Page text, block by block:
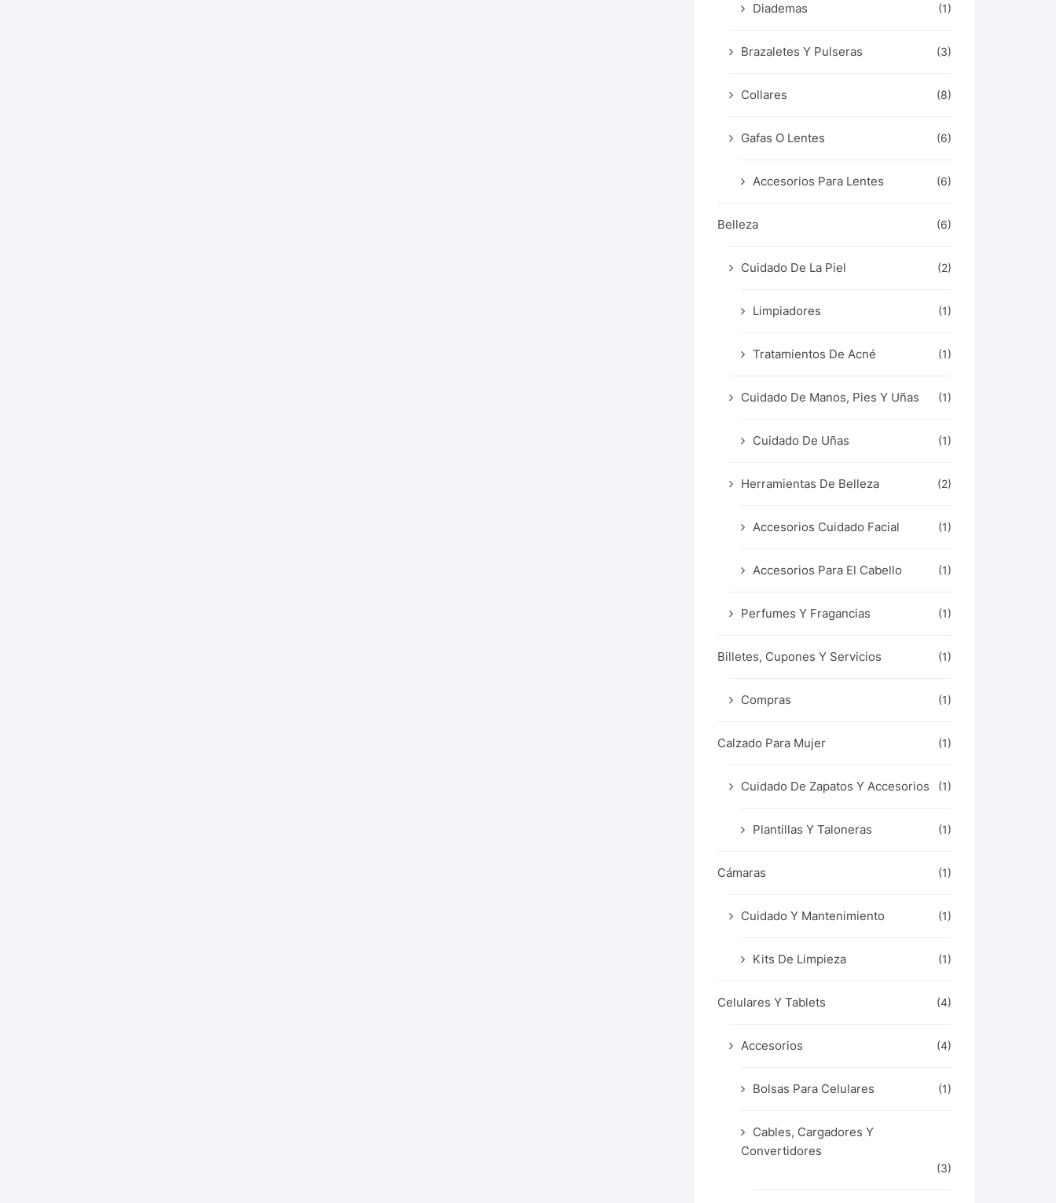
Diademas (1)
Brazaletes Y Pulseras (3)
Collares (8)
Gafas O Lentes (6)
Accesorios Para Lentes (6)
Belleza (6)
Cuidado De La Piel (2)
Limpiadores (1)
Tratamientos De Acné (1)
Cuidado De Manos, Pies Y Uñas (1)
Cuidado De Uñas (1)
Herramientas De Belleza (2)
Accesorios Cuidado Facial (1)
Accesorios Para El Cabello (1)
Perfumes Y Fragancias (1)
Billetes, Cupones Y Servicios (1)
Compras (1)
Calzado Para Mujer (1)
Cuidado De Zapatos Y Accesorios (1)
Plantillas Y Taloneras (1)
Cámaras (1)
Cuidado Y Mantenimiento (1)
Kits De Limpieza (1)
Celulares Y Tablets (4)
Accesorios (4)
Bolsas Para Celulares (1)
Cables, Cargadores Y
Convertidores
(3)